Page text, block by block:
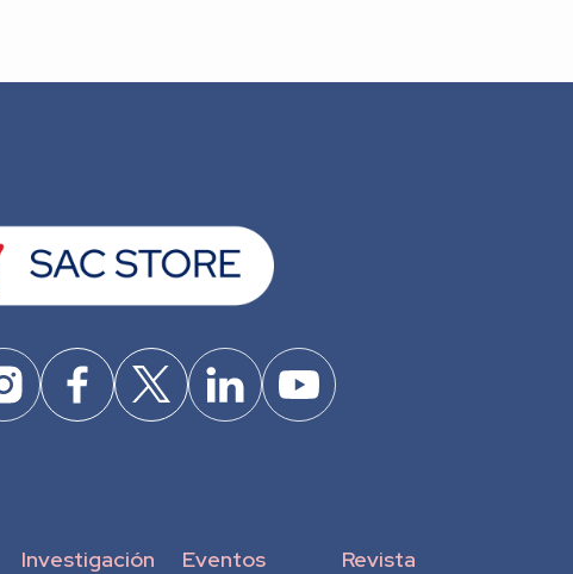
Investigación Eventos Revista